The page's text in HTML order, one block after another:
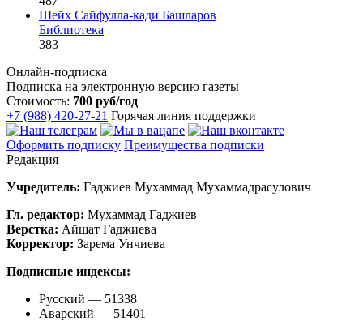
Шейх Сайфулла-кади Башларов
Библиотека
383
Онлайн-подписка
Подписка на электронную версию газеты
Стоимость: 700 руб/год
+7 (988) 420-27-21 Горячая линия поддержки
Оформить подписку Преимущества подписки
Редакция
Учредитель: Гаджиев Мухаммад Мухаммадрасулович
Гл. редактор: Мухаммад Гаджиев
Верстка: Айшат Гаджиева
Корректор: Зарема Унчиева
Подписные индексы:
Русский — 51338
Аварский — 51401